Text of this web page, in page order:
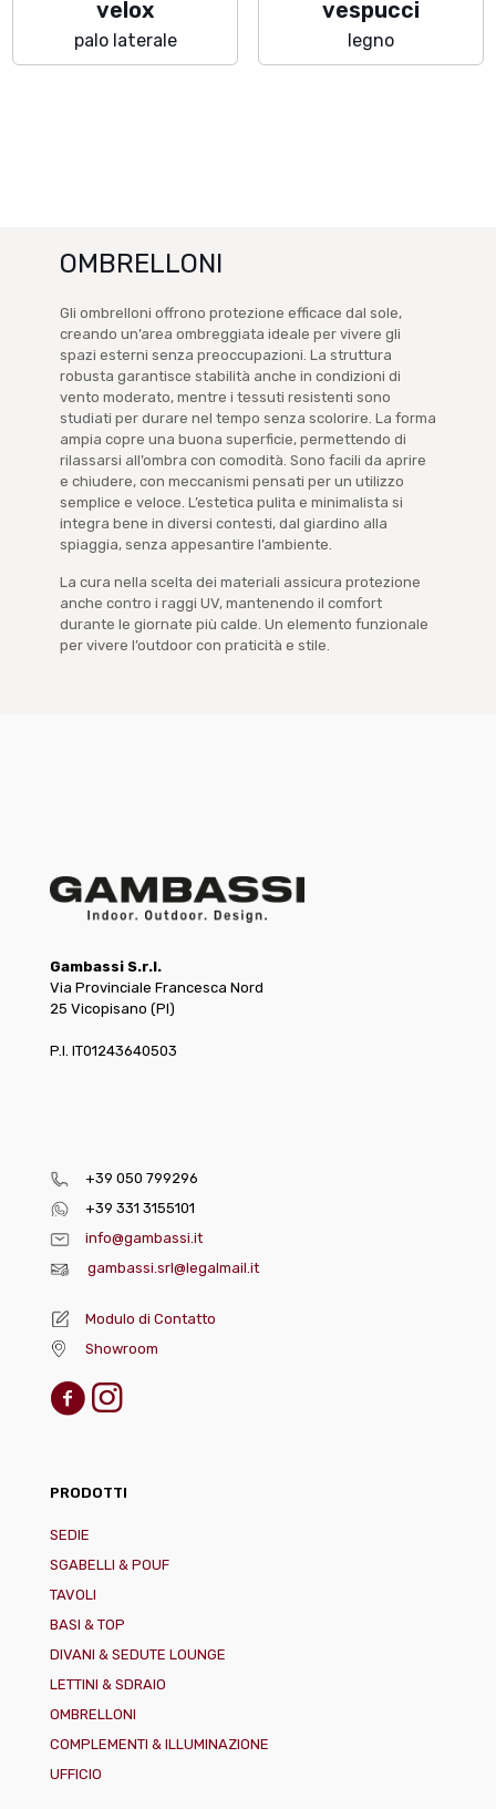
velox
palo laterale
vespucci
legno
OMBRELLONI
Gli ombrelloni offrono protezione efficace dal sole,
creando un’area ombreggiata ideale per vivere gli
spazi esterni senza preoccupazioni. La struttura
robusta garantisce stabilità anche in condizioni di
vento moderato, mentre i tessuti resistenti sono
studiati per durare nel tempo senza scolorire. La forma
ampia copre una buona superficie, permettendo di
rilassarsi all’ombra con comodità. Sono facili da aprire
e chiudere, con meccanismi pensati per un utilizzo
semplice e veloce. L’estetica pulita e minimalista si
integra bene in diversi contesti, dal giardino alla
spiaggia, senza appesantire l’ambiente.
La cura nella scelta dei materiali assicura protezione
anche contro i raggi UV, mantenendo il comfort
durante le giornate più calde. Un elemento funzionale
per vivere l’outdoor con praticità e stile.
Gambassi S.r.l.
Via Provinciale Francesca Nord
25 Vicopisano (PI)
P.I. IT01243640503
+39 050 799296
+39 331 3155101
info@gambassi.it
gambassi.srl@legalmail.it
Modulo di Contatto
Showroom
PRODOTTI
SEDIE
SGABELLI & POUF
TAVOLI
BASI & TOP
DIVANI & SEDUTE LOUNGE
LETTINI & SDRAIO
OMBRELLONI
COMPLEMENTI & ILLUMINAZIONE
UFFICIO